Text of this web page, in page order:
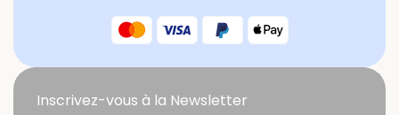
Inscrivez-vous à la Newsletter